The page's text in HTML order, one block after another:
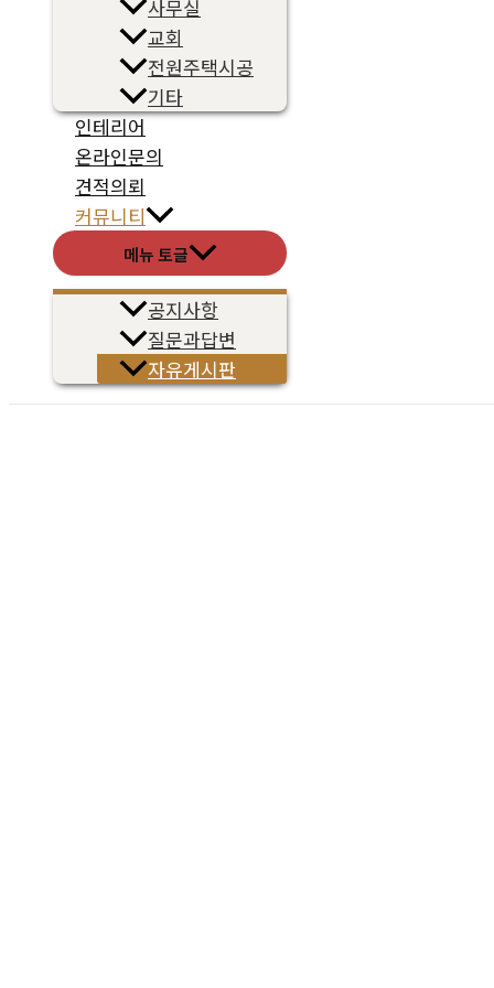
사무실
교회
전원주택시공
기타
인테리어
온라인문의
견적의뢰
커뮤니티
메뉴 토글
공지사항
질문과답변
자유게시판